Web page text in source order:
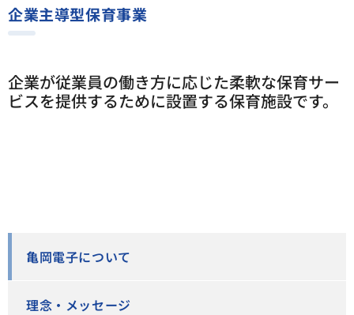
企業主導型保育事業
企業が従業員の働き方に応じた柔軟な保育サー
ビスを提供するために設置する保育施設です。
亀岡電子について
理念・メッセージ